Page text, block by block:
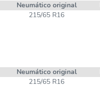
Neumático original
215/65 R16
Neumático original
215/65 R16